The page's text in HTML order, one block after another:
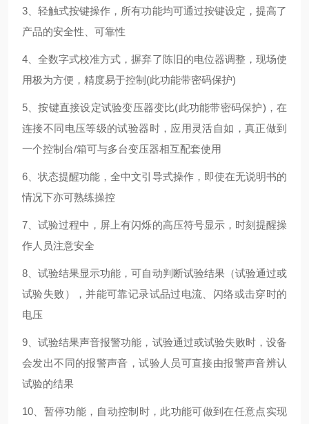
3、轻触式按键操作，所有功能均可通过按键设定，提高了
产品的安全性、可靠性
4、全数字式校准方式，摒弃了陈旧的电位器调整，现场使
用极为方便，精度易于控制(此功能带密码保护)
5、按键直接设定试验变压器变比(此功能带密码保护)，在
连接不同电压等级的试验器时，应用灵活自如，真正做到
一个控制台/箱可与多台变压器相互配套使用
6、状态提醒功能，全中文引导式操作，即使在无说明书的
情况下亦可熟练操控
7、试验过程中，屏上有闪烁的高压符号显示，时刻提醒操
作人员注意安全
8、试验结果显示功能，可自动判断试验结果（试验通过或
试验失败），并能可靠记录试品过电流、闪络或击穿时的
电压
9、试验结果声音报警功能，试验通过或试验失败时，设备
会发出不同的报警声音，试验人员可直接由报警声音辨认
试验的结果
10、暂停功能，自动控制时，此功能可做到在任意点实现